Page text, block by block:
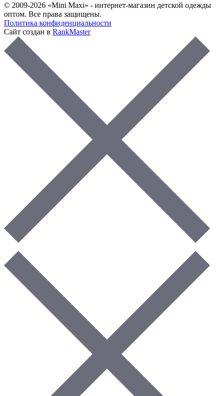
© 2009-2026 «Mini Maxi» - интернет-магазин детской одежды
оптом. Все права защищены.
Политика конфиденциальности
Сайт создан в RankMaster